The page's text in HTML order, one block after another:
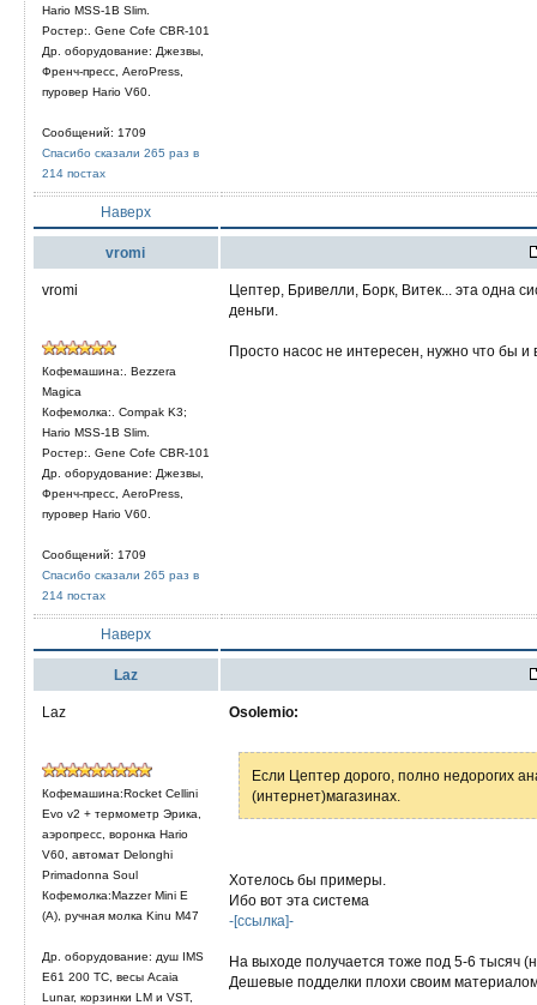
Hario MSS-1B Slim.
Ростер:. Gene Cofe CBR-101
Др. оборудование: Джезвы,
Френч-пресс, AeroPress,
пуровер Hario V60.
Сообщений: 1709
Спасибо сказали 265 раз в
214 постах
Наверх
vromi
vromi
Кофемашина:. Bezzera
Magica
Кофемолка:. Compak K3;
Hario MSS-1B Slim.
Ростер:. Gene Cofe CBR-101
Др. оборудование: Джезвы,
Френч-пресс, AeroPress,
пуровер Hario V60.
Сообщений: 1709
Спасибо сказали 265 раз в
214 постах
Цептер, Бривелли, Борк, Витек... эта одна
деньги.
Просто насос не интересен, нужно что бы и
Наверх
Laz
Laz
Кофемашина:Rocket Cellini
Evo v2 + термометр Эрика,
аэропресс, воронка Hario
V60, автомат Delonghi
Primadonna Soul
Кофемолка:Mazzer Mini E
(A), ручная молка Kinu M47
Др. оборудование: душ IMS
E61 200 TC, весы Acaia
Lunar, корзинки LM и VST,
Osolemio:
Если Цептер дорого, полно недорогих
(интернет)магазинах.
Хотелось бы примеры.
Ибо вот эта система
-[ссылка]-
На выходе получается тоже под 5-6 тысяч
Дешевые подделки плохи своим